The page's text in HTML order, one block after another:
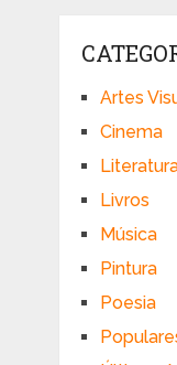
Artes
Cinema
Livros
Música
Pintura
Poesia